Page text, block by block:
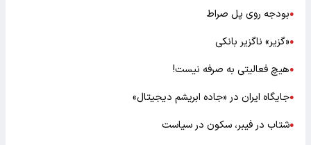
●بودجه روی پل صراط
●«گزیر» ناگزیر بانکی
●هیچ فعالیتی به صرفه نیست!
●جایگاه ایران در «جاده ابریشم دیجیتال»
●شتاب در فیبر، سکون در سیاست